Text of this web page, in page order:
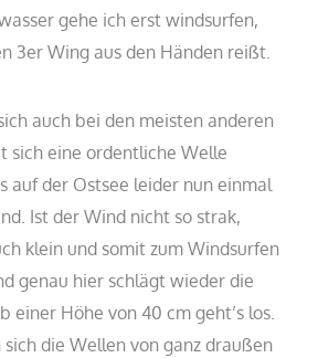
gehe ich erst windsurfen,
3er Wing aus den Händen reißt.
auch bei den meisten anderen
sich eine ordentliche Welle
auf der Ostsee leider nun einmal
Ist der Wind nicht so strak,
klein und somit zum Windsurfen
genau hier schlägt wieder die
einer Höhe von 40 cm geht’s los.
die Wellen von ganz draußen